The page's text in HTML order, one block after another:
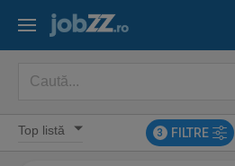
3 FILTRE